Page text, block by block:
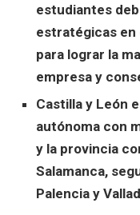
estudiantes
estratégicas
para lograr la
empresa y
Castilla y León
autónoma con
y la provincia
Salamanca,
Palencia y